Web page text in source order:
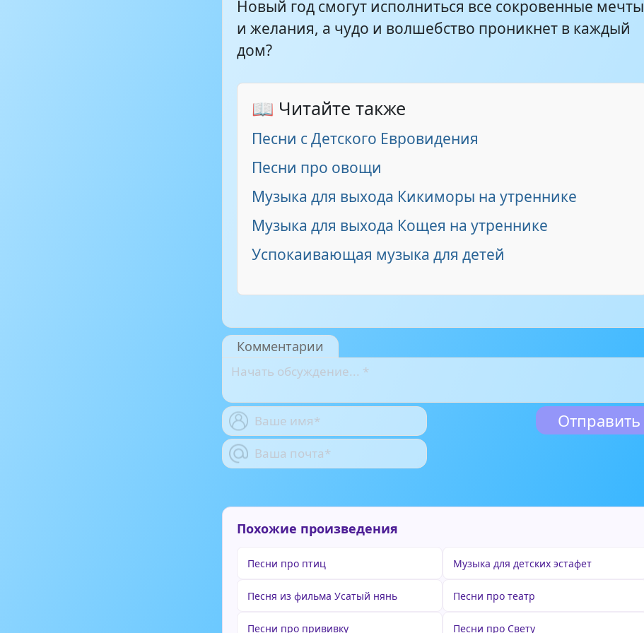
Новый год смогут исполниться все сокровенные мечты
и желания, а чудо и волшебство проникнет в каждый
дом?
📖 Читайте также
Песни с Детского Евровидения
Песни про овощи
Музыка для выхода Кикиморы на утреннике
Музыка для выхода Кощея на утреннике
Успокаивающая музыка для детей
Комментарии
Похожие произведения
Песни про птиц Музыка для детских эстафет
Песня из фильма Усатый нянь Песни про театр
Песни про прививку Песни про Свету